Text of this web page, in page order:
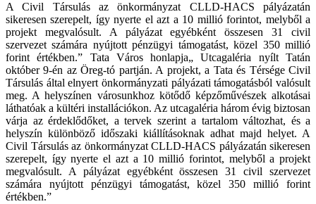
A Civil Társulás az önkormányzat CLLD-HACS pályázatán
sikeresen szerepelt, így nyerte el azt a 10 millió forintot, melyből a
projekt megvalósult. A pályázat egyébként összesen 31 civil
szervezet számára nyújtott pénzügyi támogatást, közel 350 millió
forint értékben.” Tata Város honlapja„ Utcagaléria nyílt Tatán
október 9-én az Öreg-tó partján. A projekt, a Tata és Térsége Civil
Társulás által elnyert önkormányzati pályázati támogatásból valósult
meg. A helyszínen városunkhoz kötődő képzőművészek alkotásai
láthatóak a kültéri installációkon. Az utcagaléria három évig biztosan
várja az érdeklődőket, a tervek szerint a tartalom változhat, és a
helyszín különböző időszaki kiállításoknak adhat majd helyet. A
Civil Társulás az önkormányzat CLLD-HACS pályázatán sikeresen
szerepelt, így nyerte el azt a 10 millió forintot, melyből a projekt
megvalósult. A pályázat egyébként összesen 31 civil szervezet
számára nyújtott pénzügyi támogatást, közel 350 millió forint
értékben.”